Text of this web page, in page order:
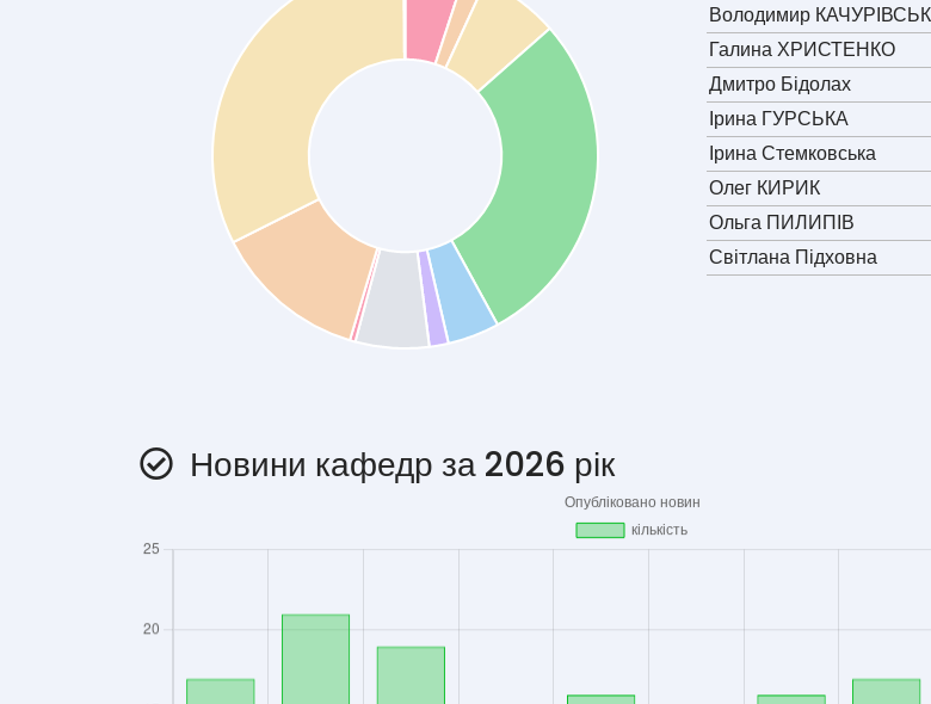
Володимир
Галина ХРИСТЕНКО
Дмитро Бідолах
Ірина ГУРСЬКА
Ірина Стемковська
Олег КИРИК
Ольга ПИЛИПІВ
Світлана Підховна
Новини кафедр за 2026 рік